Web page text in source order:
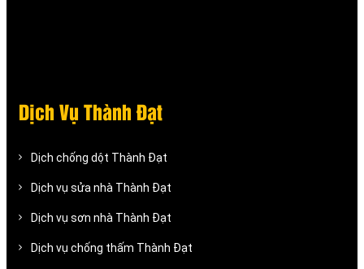
Dịch Vụ Thành Đạt
Dịch chống dột Thành Đạt
Dịch vụ sửa nhà Thành Đạt
Dịch vụ sơn nhà Thành Đạt
Dịch vụ chống thấm Thành Đạt